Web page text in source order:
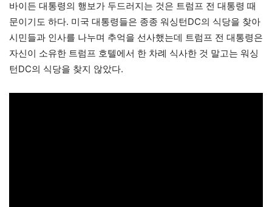
바이든 대통령의 행보가 두드러지는 것은 트럼프 전 대통령 때
문이기도 하다. 미국 대통령들은 종종 워싱턴DC의 식당을 찾아
시민들과 인사를 나누며 추억을 선사했는데 트럼프 전 대통령은
자신이 소유한 트럼프 호텔에서 한 차례 식사한 것 말고는 워싱
턴DC의 식당을 찾지 않았다.